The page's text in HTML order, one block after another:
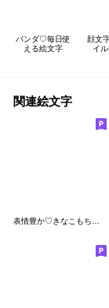
パンダ♡毎日使
える絵文字
顔文
イ
関連絵文字